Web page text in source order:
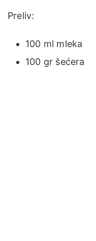
Preliv:
100 ml mleka
100 gr šećera